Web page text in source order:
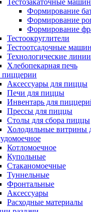
Тестозакаточные
Формирование
Формирование
Формирование
Тестоокруглители
Тестоотсадочные
Технологические линии
Хлебопекарная печь
пиццерии
Аксессуары для пиццы
Печи для пиццы
Инвентарь для
Прессы для пиццы
Столы для сбора пиццы
Холодильные витрины
Котломоечное
Купольные
Стаканомоечные
Туннельные
Фронтальные
Аксессуары
Расходные материалы